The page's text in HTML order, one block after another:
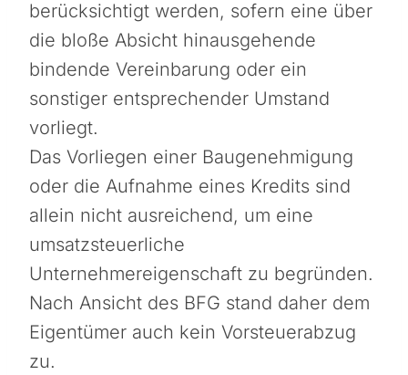
berücksichtigt werden, sofern eine über
die bloße Absicht hinausgehende
bindende Vereinbarung oder ein
sonstiger entsprechender Umstand
vorliegt.
Das Vorliegen einer Baugenehmigung
oder die Aufnahme eines Kredits sind
allein nicht ausreichend, um eine
umsatzsteuerliche
Unternehmereigenschaft zu begründen.
Nach Ansicht des BFG stand daher dem
Eigentümer auch kein Vorsteuerabzug
zu.